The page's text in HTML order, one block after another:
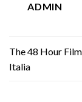
ADMIN
The 48 Hour
Italia